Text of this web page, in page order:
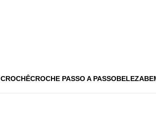
CROCHÊCROCHE PASSO A PASSOBELEZA